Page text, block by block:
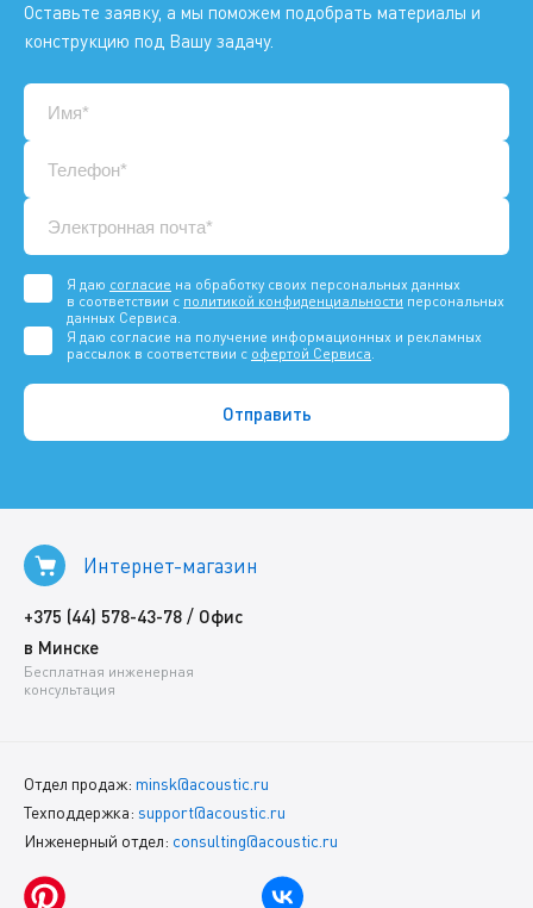
Оставьте заявку, а мы поможем подобрать материалы и
конструкцию под Вашу задачу.
Я даю согласие на обработку своих персональных данных
в соответствии с политикой конфиденциальности персональных
данных Сервиса.
Я даю согласие на получение информационных и рекламных
рассылок в соответствии с офертой Сервиса.
Интернет-магазин
+375 (44) 578-43-78 / Офис
в Минске
Бесплатная инженерная
консультация
Отдел продаж: minsk@acoustic.ru
Техподдержка: support@acoustic.ru
Инженерный отдел: consulting@acoustic.ru